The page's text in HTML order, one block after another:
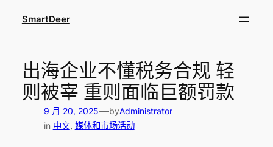
SmartDeer
出海企业不懂税务合规 轻
则被宰 重则面临巨额罚款
9 月 20, 2025—byAdministrator
in 中文, 媒体和市场活动